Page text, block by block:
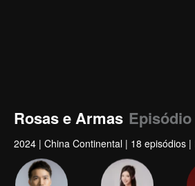
Rosas e Armas Episódio
2024 | China Continental | 18 episódios |